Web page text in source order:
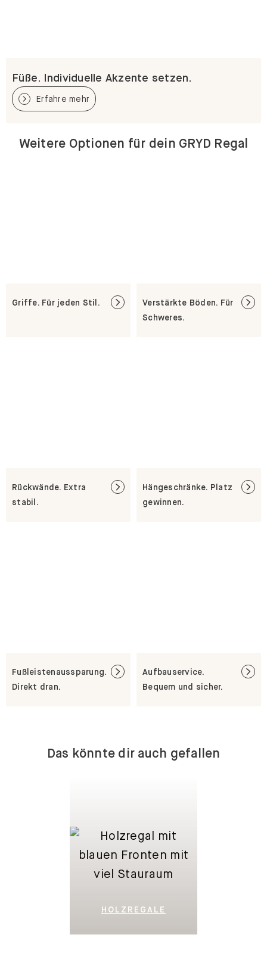
Füße. Individuelle Akzente setzen.
Erfahre mehr
Weitere Optionen für dein GRYD Regal
Griffe. Für jeden Stil.
Verstärkte Böden. Für
Schweres.
Rückwände. Extra
stabil.
Hängeschränke. Platz
gewinnen.
Fußleistenaussparung.
Direkt dran.
Aufbauservice.
Bequem und sicher.
Das könnte dir auch gefallen
HOLZREGALE